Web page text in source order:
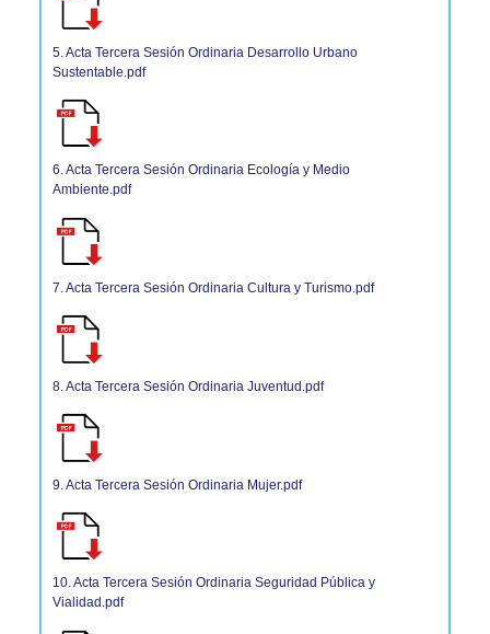
5. Acta Tercera Sesión Ordinaria Desarrollo Urbano
Sustentable.pdf
6. Acta Tercera Sesión Ordinaria Ecología y Medio
Ambiente.pdf
7. Acta Tercera Sesión Ordinaria Cultura y Turismo.pdf
8. Acta Tercera Sesión Ordinaria Juventud.pdf
9. Acta Tercera Sesión Ordinaria Mujer.pdf
10. Acta Tercera Sesión Ordinaria Seguridad Pública y
Vialidad.pdf